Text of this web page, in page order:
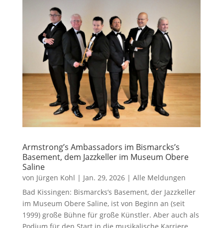
Armstrong’s Ambassadors im Bismarcks’s
Basement, dem Jazzkeller im Museum Obere
Saline
von Jürgen Kohl | Jan. 29, 2026| Alle Meldungen
Bad Kissingen: Bismarcks’s Basement, der Jazzkeller
im Museum Obere Saline, ist von Beginn an (seit
1999) große Bühne für große Künstler. Aber auch als
Podium für den Start in die musikalische Karriere